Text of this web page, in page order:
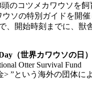
のコツメカワウソを飼
ソの特別ガイドを開催
、開始時刻までに、獣
（世界カワウソの日）
Otter Survival Fund
”という海外の団体に